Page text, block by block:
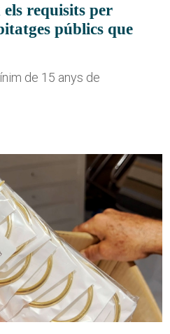
requisits per
públics que
de 15 anys de